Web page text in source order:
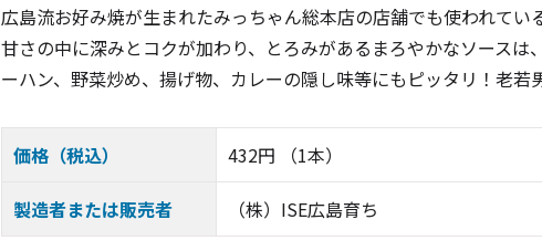
広島流お好み焼が生まれたみっちゃん総本店の店舗でも使われてい
甘さの中に深みとコクが加わり、とろみがあるまろやかなソースは
ーハン、野菜炒め、揚げ物、カレーの隠し味等にもピッタリ！老若
価格（税込） 432円 （1本）
製造者または販売者 （株）ISE広島育ち